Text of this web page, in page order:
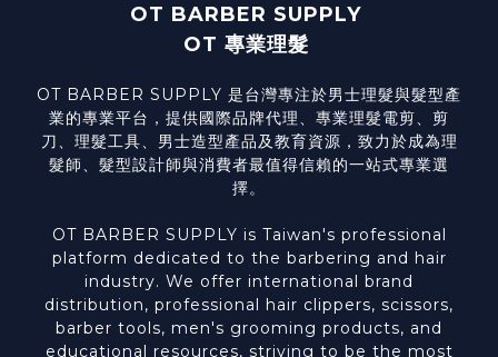
OT BARBER SUPPLY
OT 專業理髮
OT BARBER SUPPLY 是台灣專注於男士理髮與髮型產
業的專業平台，提供國際品牌代理、專業理髮電剪、剪
刀、理髮工具、男士造型產品及教育資源，致力於成為理
髮師、髮型設計師與消費者最值得信賴的一站式專業選
擇。
OT BARBER SUPPLY is Taiwan's professional
platform dedicated to the barbering and hair
industry. We offer international brand
distribution, professional hair clippers, scissors,
barber tools, men's grooming products, and
educational resources, striving to be the most